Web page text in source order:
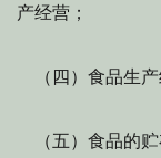
产经营；
（四）食品生产
（五）食品的贮